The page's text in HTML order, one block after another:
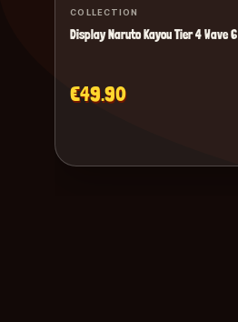
COLLECTION
Display Naruto Kayou Tier 4 Wave 6
€49.90